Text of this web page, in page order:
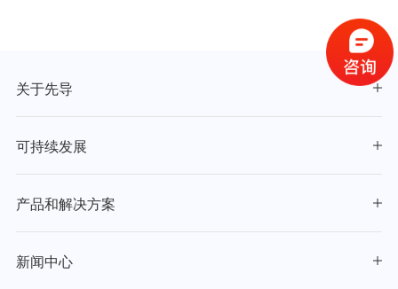
关于先导
可持续发展
产品和解决方案
新闻中心